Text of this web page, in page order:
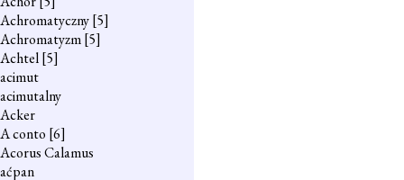
Achromatyczny[5]
Achromatyzm[5]
Achtel[5]
acimut
acimutalny
Acker
A conto [6]
Acorus Calamus
aćpan